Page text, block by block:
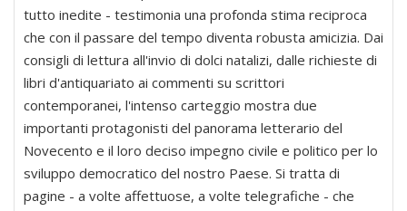
tutto inedite - testimonia una profonda stima reciproca
che con il passare del tempo diventa robusta amicizia. Dai
consigli di lettura all'invio di dolci natalizi, dalle richieste di
libri d'antiquariato ai commenti su scrittori
contemporanei, l'intenso carteggio mostra due
importanti protagonisti del panorama letterario del
Novecento e il loro deciso impegno civile e politico per lo
sviluppo democratico del nostro Paese. Si tratta di
pagine - a volte affettuose, a volte telegrafiche - che